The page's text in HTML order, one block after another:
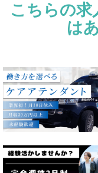
こちらの求
は